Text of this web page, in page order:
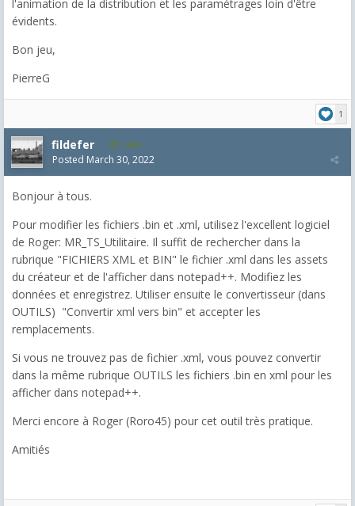
l'animation de la distribution et les paramétrages loin d'être
évidents.
Bon jeu,
PierreG
1
fildefer 1,603
Posted March 30, 2022
Bonjour à tous.
Pour modifier les fichiers .bin et .xml, utilisez l'excellent logiciel
de Roger: MR_TS_Utilitaire. Il suffit de rechercher dans la
rubrique "FICHIERS XML et BIN" le fichier .xml dans les assets
du créateur et de l'afficher dans notepad++. Modifiez les
données et enregistrez. Utiliser ensuite le convertisseur (dans
OUTILS) "Convertir xml vers bin" et accepter les
remplacements.
Si vous ne trouvez pas de fichier .xml, vous pouvez convertir
dans la même rubrique OUTILS les fichiers .bin en xml pour les
afficher dans notepad++.
Merci encore à Roger (Roro45) pour cet outil très pratique.
Amitiés